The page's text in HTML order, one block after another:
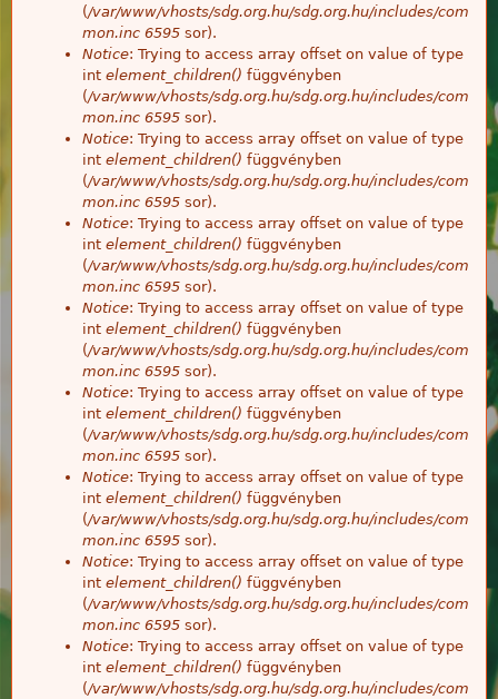
(/var/www/vhosts/sdg.org.hu/sdg.org.hu/includes/com
mon.inc 6595 sor).
Notice: Trying to access array offset on value of type
int element_children() függvényben
(/var/www/vhosts/sdg.org.hu/sdg.org.hu/includes/com
mon.inc 6595 sor).
Notice: Trying to access array offset on value of type
int element_children() függvényben
(/var/www/vhosts/sdg.org.hu/sdg.org.hu/includes/com
mon.inc 6595 sor).
Notice: Trying to access array offset on value of type
int element_children() függvényben
(/var/www/vhosts/sdg.org.hu/sdg.org.hu/includes/com
mon.inc 6595 sor).
Notice: Trying to access array offset on value of type
int element_children() függvényben
(/var/www/vhosts/sdg.org.hu/sdg.org.hu/includes/com
mon.inc 6595 sor).
Notice: Trying to access array offset on value of type
int element_children() függvényben
(/var/www/vhosts/sdg.org.hu/sdg.org.hu/includes/com
mon.inc 6595 sor).
Notice: Trying to access array offset on value of type
int element_children() függvényben
(/var/www/vhosts/sdg.org.hu/sdg.org.hu/includes/com
mon.inc 6595 sor).
Notice: Trying to access array offset on value of type
int element_children() függvényben
(/var/www/vhosts/sdg.org.hu/sdg.org.hu/includes/com
mon.inc 6595 sor).
Notice: Trying to access array offset on value of type
int element_children() függvényben
(/var/www/vhosts/sdg.org.hu/sdg.org.hu/includes/com